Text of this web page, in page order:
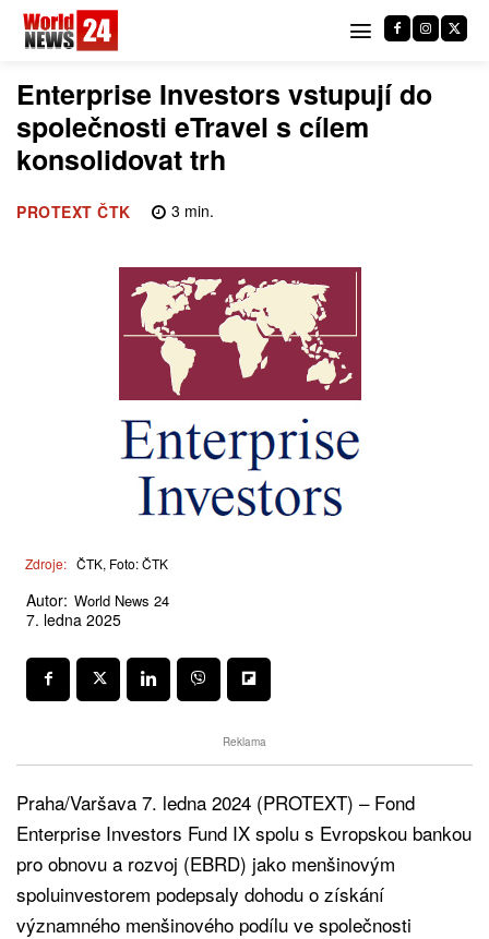
Enterprise Investors vstupují do
společnosti eTravel s cílem
konsolidovat trh
PROTEXT ČTK 3 min.
Zdroje: ČTK, Foto: ČTK
Autor: World News 24
7. ledna 2025
Reklama
Praha/Varšava 7. ledna 2024 (PROTEXT) – Fond
Enterprise Investors Fund IX spolu s Evropskou bankou
pro obnovu a rozvoj (EBRD) jako menšinovým
spoluinvestorem podepsaly dohodu o získání
významného menšinového podílu ve společnosti